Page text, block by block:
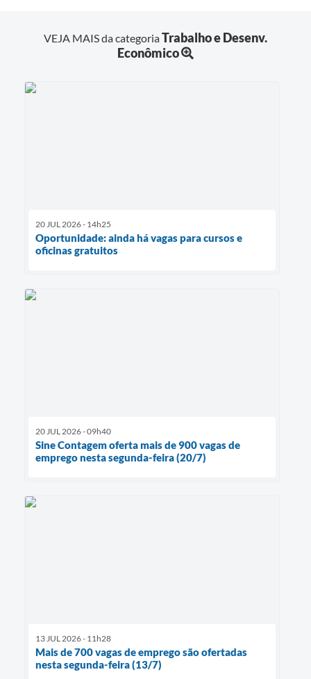
VEJA MAIS da categoriaTrabalho e Desenv.
Econômico
20 JUL 2026 - 14h25
Oportunidade: ainda há vagas para cursos e
oficinas gratuitos
20 JUL 2026 - 09h40
Sine Contagem oferta mais de 900 vagas de
emprego nesta segunda-feira (20/7)
13 JUL 2026 - 11h28
Mais de 700 vagas de emprego são ofertadas
nesta segunda-feira (13/7)